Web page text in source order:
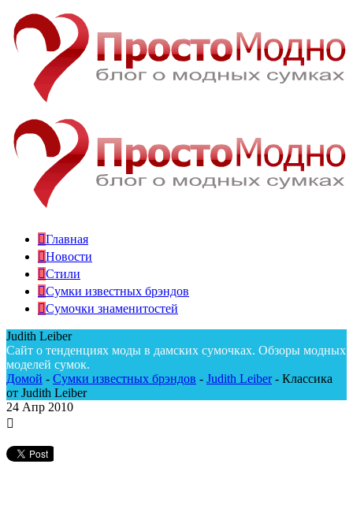
Главная
Новости
Стили
Сумки известных брэндов
Сумочки знаменитостей
Judith Leiber
Сайт о тенденциях моды в дамских сумочках. Обзоры модных
моделей сумок.
Домой - Сумки известных брэндов - Judith Leiber - Классика
от Judith Leiber
24 Апр 2010